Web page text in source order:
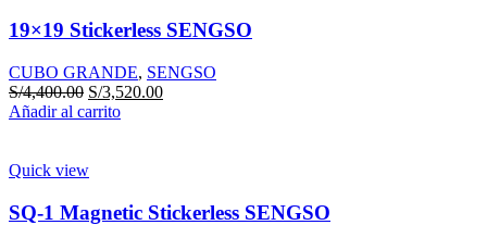
19×19 Stickerless SENGSO
CUBO GRANDE, SENGSO
S/4,400.00 S/3,520.00
Añadir al carrito
Quick view
SQ-1 Magnetic Stickerless SENGSO